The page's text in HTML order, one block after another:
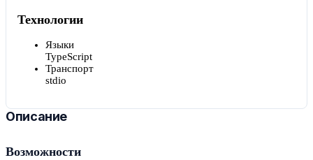
Технологии
Языки
TypeScript
Транспорт
stdio
Описание
Возможности